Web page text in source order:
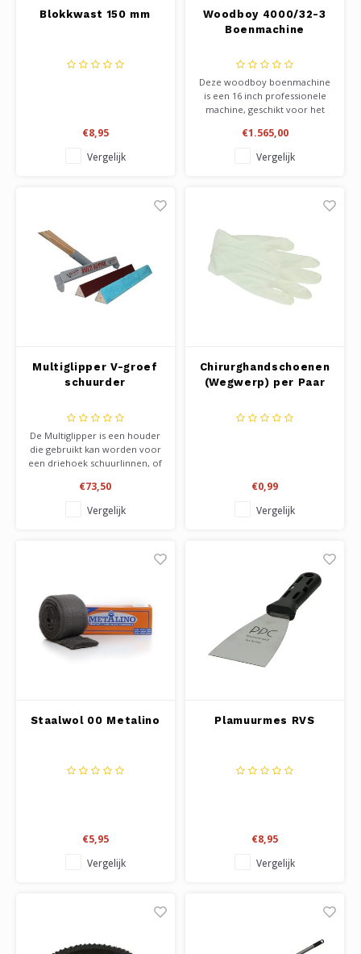
Blokkwast 150 mm
€8,95
Vergelijk
Woodboy 4000/32-3
Boenmachine
Deze woodboy boenmachine
is een 16 inch professionele
machine, geschikt voor het
Tevens geschikt voor het
schuren van vloeren. LET OP:
De bodemplaat dient los bij
€1.565,00
Vergelijk
Multiglipper V-groef
schuurder
De Multiglipper is een houder
die gebruikt kan worden voor
een driehoek schuurlinnen, of
het bewerken van een v-
groef. LET OP, u koopt enkel
de houder zonder steel,
€73,50
Vergelijk
Chirurghandschoenen
(Wegwerp) per Paar
€0,99
Vergelijk
Staalwol 00 Metalino
€5,95
Vergelijk
Plamuurmes RVS
€8,95
Vergelijk